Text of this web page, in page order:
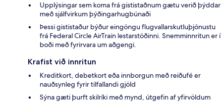
Upplýsingar sem koma frá gististaðnum gætu verið þýddar
með sjálfvirkum þýðingarhugbúnaði
Þessi gististaður býður eingöngu flugvallarskutluþjónustu
frá Federal Circle AirTrain lestarstöðinni. Snemminnritun er í
boði með fyrirvara um aðgengi.
Krafist við innritun
Kreditkort, debetkort eða innborgun með reiðufé er
nauðsynleg fyrir tilfallandi gjöld
Sýna gæti þurft skilríki með mynd, útgefin af yfirvöldum